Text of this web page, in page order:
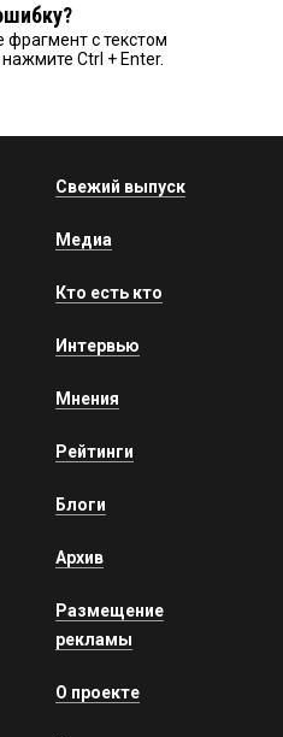
фрагмент с текстом
Ctrl + Enter.
Свежий выпуск
Медиа
Кто есть кто
Интервью
Мнения
Рейтинги
Блоги
Архив
Размещение
рекламы
О проекте